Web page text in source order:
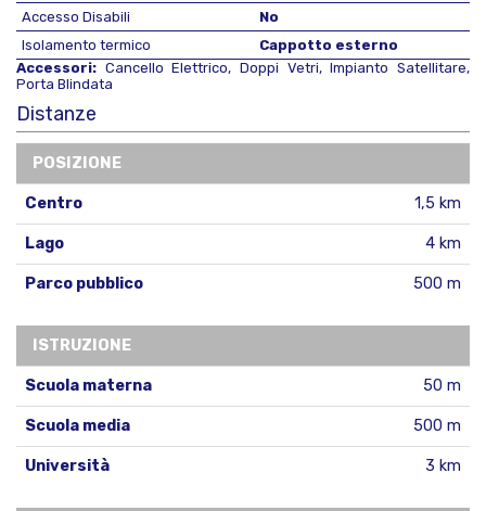
Accesso Disabili
No
Isolamento termico
Cappotto esterno
Accessori: Cancello Elettrico, Doppi Vetri, Impianto Satellitare,
Porta Blindata
Distanze
POSIZIONE
Centro 1,5 km
Lago 4 km
Parco pubblico 500 m
ISTRUZIONE
Scuola materna 50 m
Scuola media 500 m
Università 3 km